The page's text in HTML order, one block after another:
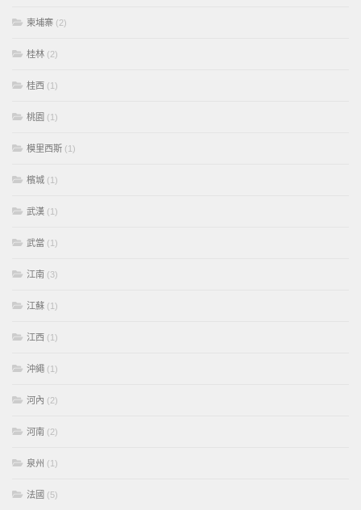
柬埔寨 (2)
桂林 (2)
桂西 (1)
桃園 (1)
模里西斯 (1)
檳城 (1)
武漢 (1)
武當 (1)
江南 (3)
江蘇 (1)
江西 (1)
沖繩 (1)
河內 (2)
河南 (2)
泉州 (1)
法國 (5)